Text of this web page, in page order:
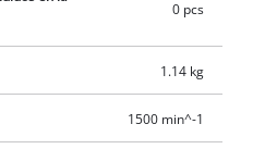
0 pcs
1.14 kg
1500 min^-1